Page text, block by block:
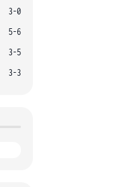
3-0
5-6
3-5
3-3